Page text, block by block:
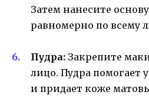
Затем нанесите
равномерно по всему
Пудра: Закрепите
лицо. Пудра
и придает коже